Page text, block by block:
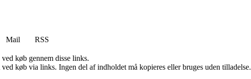
Mail
RSS
køb gennem disse links.
køb via links. Ingen del af indholdet må kopieres eller bruges uden tilladelse.